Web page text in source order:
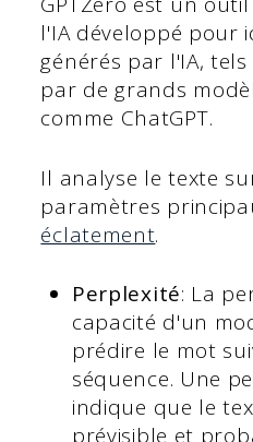
l'IA développé pour
générés par l'IA,
par de grands
comme ChatGPT.
Il analyse le texte
paramètres
éclatement.
Perplexité: La
capacité d'un
prédire le mot
séquence. Une
indique que le
prévisible et